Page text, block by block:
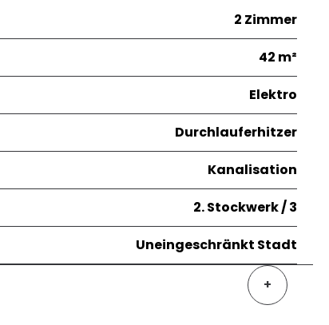
2 Zimmer
42 m²
Elektro
Durchlauferhitzer
Kanalisation
2. Stockwerk / 3
Uneingeschränkt Stadt
+